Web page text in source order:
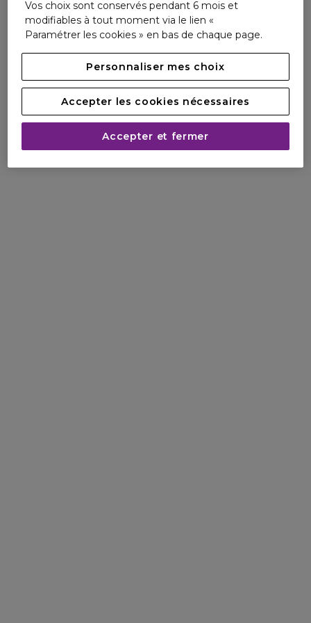
Le flacon aux lignes aérodynamiques, rechargeable,
comporte au moins 15 % de verre recyclé. Étui fabriqué à
chlore élémentaire ou gazeux), comportant au moins 40 %
LE DÉTAIL HERMÈS
H24, c'est la clé d'un nouvel espace. H pour Hermès,
Homme, Heures. 24, pour exprimer un rapport au temps et
Vos choix sont conservés pendant 6 mois et
modifiables à tout moment via le lien «
Paramétrer les cookies » en bas de chaque page.
Personnaliser mes choix
Accepter les cookies nécessaires
Accepter et fermer